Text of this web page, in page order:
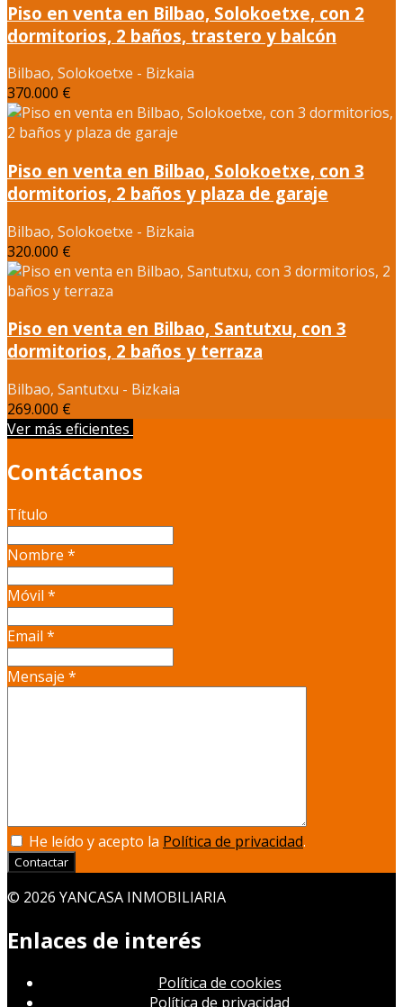
Piso en venta en Bilbao, Solokoetxe, con 2
dormitorios, 2 baños, trastero y balcón
Bilbao, Solokoetxe - Bizkaia
370.000 €
Piso en venta en Bilbao, Solokoetxe, con 3
dormitorios, 2 baños y plaza de garaje
Bilbao, Solokoetxe - Bizkaia
320.000 €
Piso en venta en Bilbao, Santutxu, con 3
dormitorios, 2 baños y terraza
Bilbao, Santutxu - Bizkaia
269.000 €
Ver más eficientes
Contáctanos
Título
Nombre *
Móvil *
Email *
Mensaje *
He leído y acepto la Política de privacidad.
Contactar
© 2026 YANCASA INMOBILIARIA
Enlaces de interés
Política de cookies
Política de privacidad